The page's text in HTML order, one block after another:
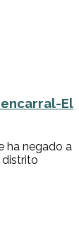
El
ha negado a